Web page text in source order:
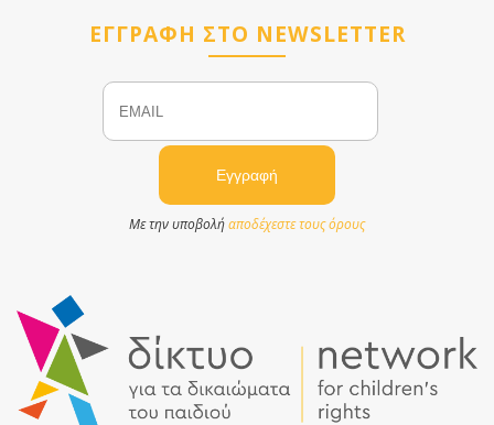
ΕΓΓΡΑΦΗ ΣΤΟ NEWSLETTER
Email
Με την υποβολήαποδέχεστε τους όρους